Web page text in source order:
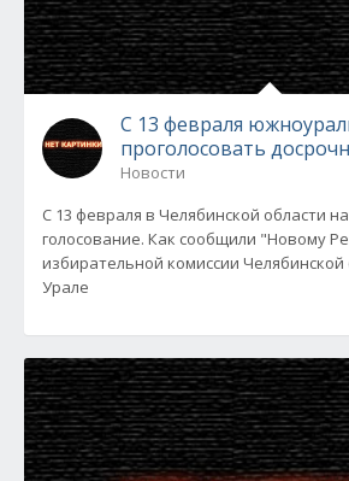
С 13 февраля
проголосовать
Новости
С 13 февраля в Челябинской области
голосование. Как сообщили "Новому
избирательной комиссии
Урале